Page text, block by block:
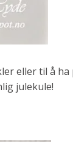
eller til å ha
julekule!